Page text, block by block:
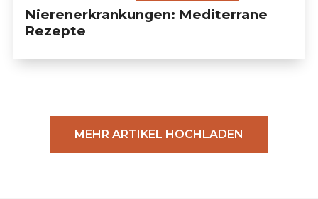
Nierenerkrankungen: Mediterrane
Rezepte
MEHR ARTIKEL HOCHLADEN